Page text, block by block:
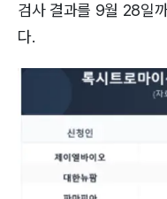
검사 결과를 9월 28일
다.